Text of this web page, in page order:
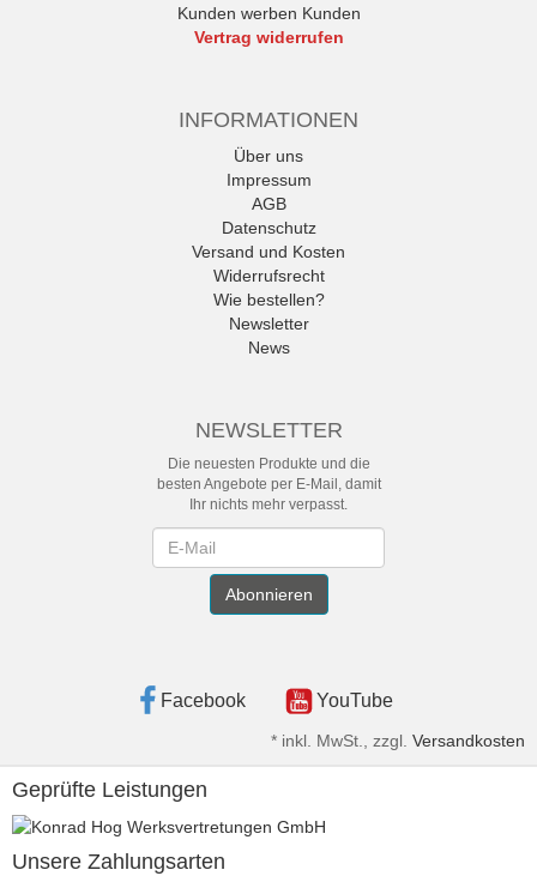
Kunden werben Kunden
Vertrag widerrufen
INFORMATIONEN
Über uns
Impressum
AGB
Datenschutz
Versand und Kosten
Widerrufsrecht
Wie bestellen?
Newsletter
News
NEWSLETTER
Die neuesten Produkte und die
besten Angebote per E-Mail, damit
Ihr nichts mehr verpasst.
Abonnieren
Facebook YouTube
* inkl. MwSt., zzgl. Versandkosten
Geprüfte Leistungen
Unsere Zahlungsarten